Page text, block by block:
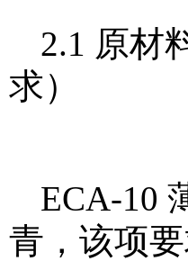
2.1 原材
求）
ECA-10
青，该项